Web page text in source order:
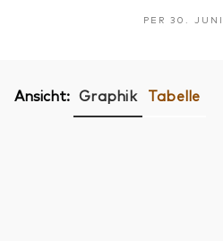
PER 30.
Ansicht: Graphik Tabelle